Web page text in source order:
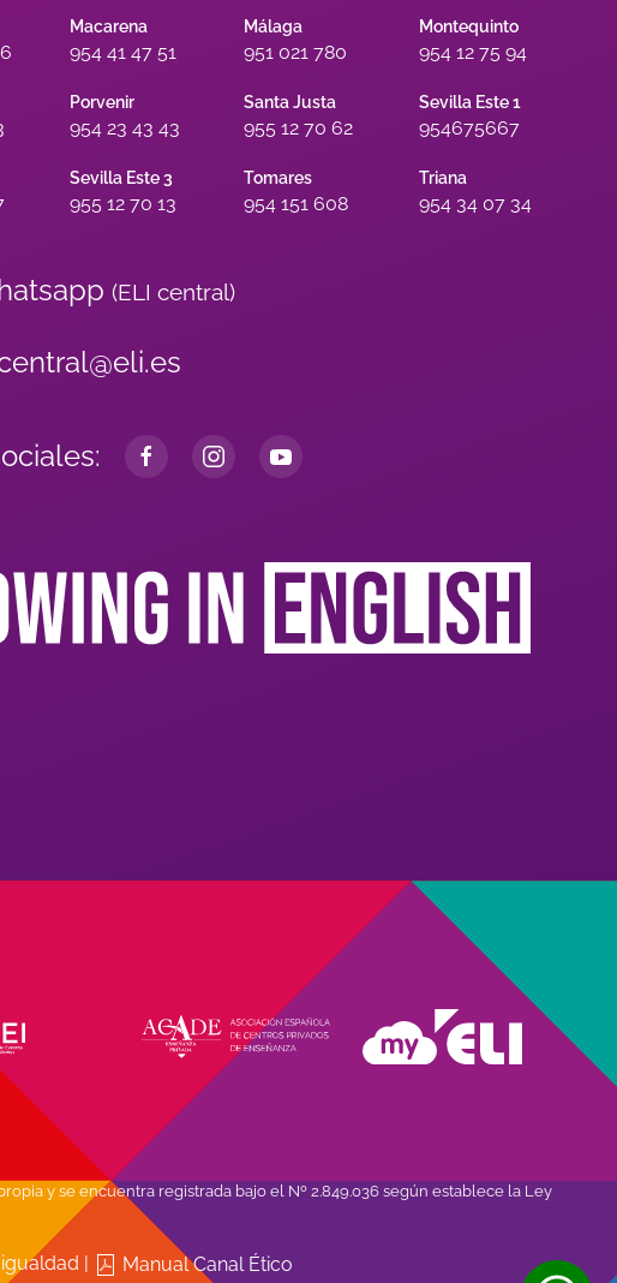
Macarena
954 41 47 51
Málaga
951 021 780
Montequinto
954 12 75 94
Porvenir
954 23 43 43
Santa Justa
955 12 70 62
Sevilla Este 1
954675667
Sevilla Este 3
955 12 70 13
Tomares
954 151 608
Triana
954 34 07 34
(ELI central)
y se encuentra registrada bajo el Nº 2.849.036 según establece la Ley
Manual Canal Ético